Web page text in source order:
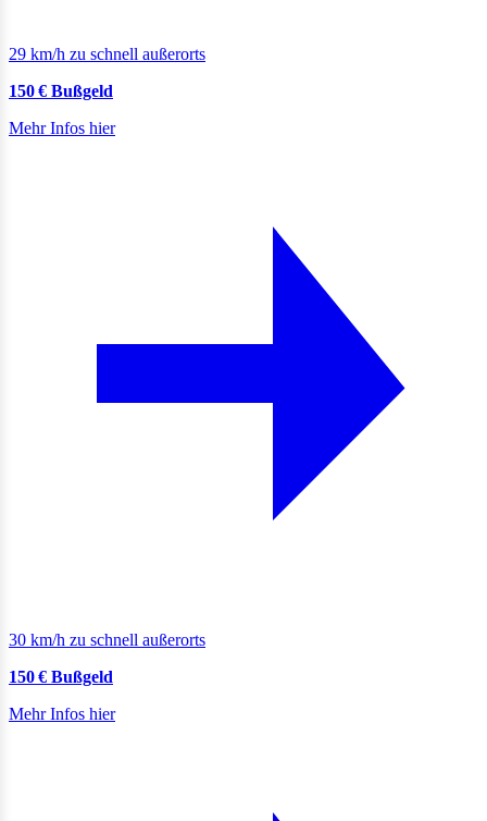
29 km/h zu schnell außerorts
150 € Bußgeld
Mehr Infos hier
30 km/h zu schnell außerorts
150 € Bußgeld
Mehr Infos hier